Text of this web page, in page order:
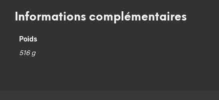
Informations complémentaires
Poids
516 g